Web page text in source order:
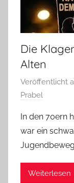
Die
Alten
Veröffentlicht
Prabel
In den 70ern
war ein
Weiterlesen